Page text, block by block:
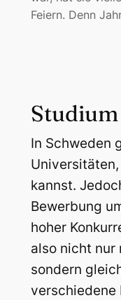
Feiern. Denn
In Schweden
kannst.
Bewerbung
hoher
also nicht nur
sondern
verschiedene